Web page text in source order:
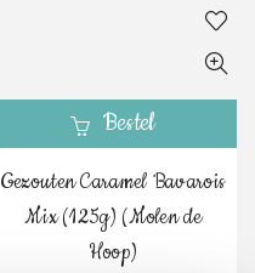
Bestel
Gezouten Caramel Bavarois
Mix (125g) (Molen de
Hoop)